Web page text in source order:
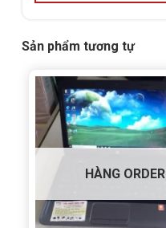
Sản phẩm tương tự
HÀNG ORDER